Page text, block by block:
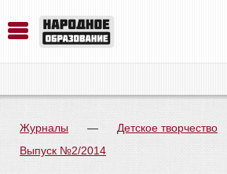
Журналы — Детское творчество
Выпуск №2/2014